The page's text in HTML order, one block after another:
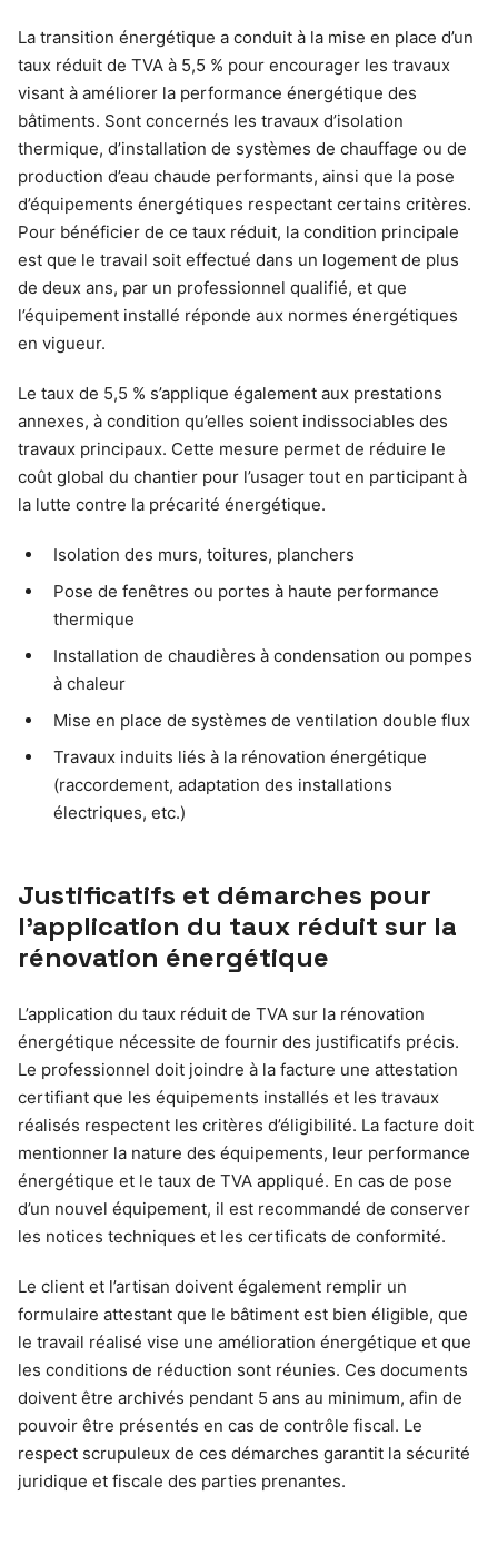
La transition énergétique a conduit à la mise en place d’un
taux réduit de TVA à 5,5 % pour encourager les travaux
visant à améliorer la performance énergétique des
bâtiments. Sont concernés les travaux d’isolation
thermique, d’installation de systèmes de chauffage ou de
production d’eau chaude performants, ainsi que la pose
d’équipements énergétiques respectant certains critères.
Pour bénéficier de ce taux réduit, la condition principale
est que le travail soit effectué dans un logement de plus
de deux ans, par un professionnel qualifié, et que
l’équipement installé réponde aux normes énergétiques
en vigueur.
Le taux de 5,5 % s’applique également aux prestations
annexes, à condition qu’elles soient indissociables des
travaux principaux. Cette mesure permet de réduire le
coût global du chantier pour l’usager tout en participant à
la lutte contre la précarité énergétique.
Isolation des murs, toitures, planchers
Pose de fenêtres ou portes à haute performance
thermique
Installation de chaudières à condensation ou pompes
à chaleur
Mise en place de systèmes de ventilation double flux
Travaux induits liés à la rénovation énergétique
(raccordement, adaptation des installations
électriques, etc.)
Justificatifs et démarches pour
l’application du taux réduit sur la
rénovation énergétique
L’application du taux réduit de TVA sur la rénovation
énergétique nécessite de fournir des justificatifs précis.
Le professionnel doit joindre à la facture une attestation
certifiant que les équipements installés et les travaux
réalisés respectent les critères d’éligibilité. La facture doit
mentionner la nature des équipements, leur performance
énergétique et le taux de TVA appliqué. En cas de pose
d’un nouvel équipement, il est recommandé de conserver
les notices techniques et les certificats de conformité.
Le client et l’artisan doivent également remplir un
formulaire attestant que le bâtiment est bien éligible, que
le travail réalisé vise une amélioration énergétique et que
les conditions de réduction sont réunies. Ces documents
doivent être archivés pendant 5 ans au minimum, afin de
pouvoir être présentés en cas de contrôle fiscal. Le
respect scrupuleux de ces démarches garantit la sécurité
juridique et fiscale des parties prenantes.